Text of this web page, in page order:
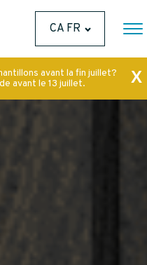
CA FR
X
avant la fin juillet?
avant le 13 juillet.